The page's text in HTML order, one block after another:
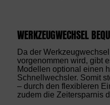
WERKZEUGWECHSEL
Da der
vorgenommen wird, gibt
Modellen optional einen
Schnellwechsler. Somit
‒ durch den flexibleren
zudem die Zeitersparnis